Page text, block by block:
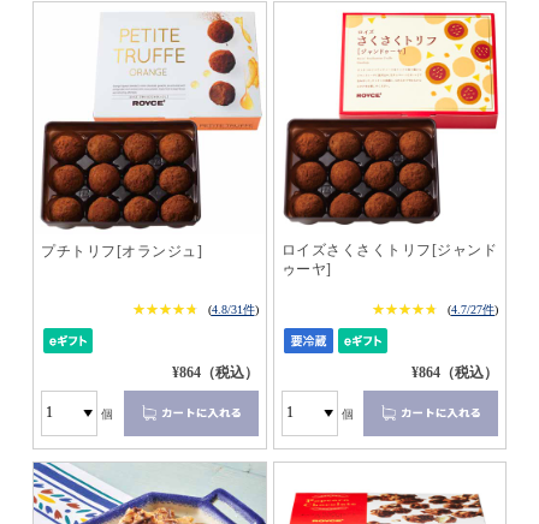
プチトリフ[オランジュ]
★★★★★
★★★★★ (4.8/31件)
¥864（税込）
個
ロイズさくさくトリフ[ジャンド
ゥーヤ]
★★★★★
★★★★★ (4.7/27件)
¥864（税込）
個